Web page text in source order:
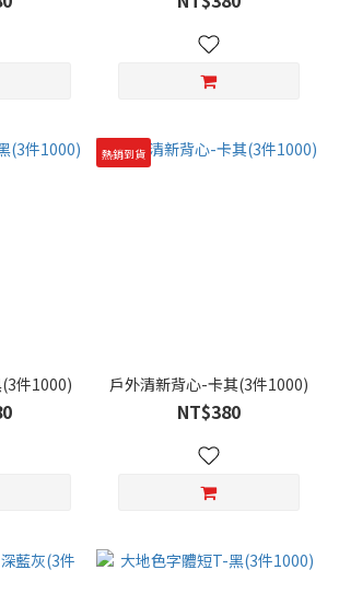
件1000)
熱銷到貨
戶外清新背心-卡其(3件1000)
NT$380